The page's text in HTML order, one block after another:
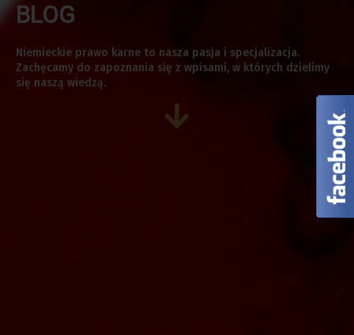
BLOG
Niemieckie prawo karne to nasza pasja i specjalizacja.
Zachęcamy do zapoznania się z wpisami, w których dzielimy
się naszą wiedzą.